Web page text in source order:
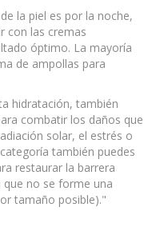
la piel es por la noche,
con las cremas
óptimo. La mayoría
de ampollas para
hidratación, también
combatir los daños que
solar, el estrés o
también puedes
restaurar la barrera
que no se forme una
tamaño posible)."